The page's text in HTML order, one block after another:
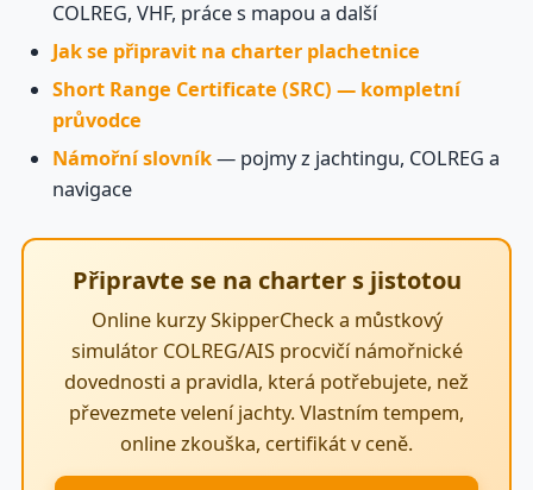
COLREG, VHF, práce s mapou a další
Jak se připravit na charter plachetnice
Short Range Certificate (SRC) — kompletní
průvodce
Námořní slovník— pojmy z jachtingu, COLREG a
navigace
Připravte se na charter s jistotou
Online kurzy SkipperCheck a můstkový
simulátor COLREG/AIS procvičí námořnické
dovednosti a pravidla, která potřebujete, než
převezmete velení jachty. Vlastním tempem,
online zkouška, certifikát v ceně.